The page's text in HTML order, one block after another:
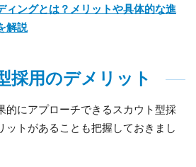
ィングとは？メリットや具体的な進
解説
採用のデメリット
的にアプローチできるスカウト型採
ットがあることも把握しておきまし